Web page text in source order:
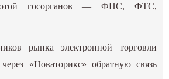
госорганов — ФНС, ФТС,
рынка электронной торговли
«Новаторикс» обратную связь